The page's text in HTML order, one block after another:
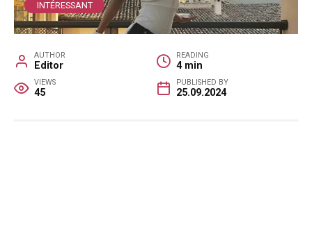
INTÉRESSANT
AUTHOR
Editor
READING
4 min
VIEWS
45
PUBLISHED BY
25.09.2024